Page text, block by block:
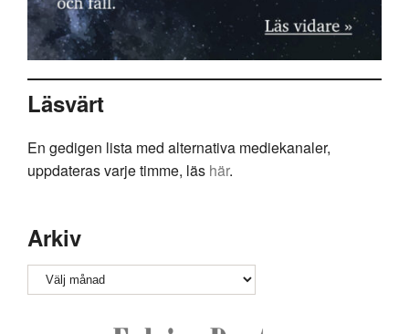
Läsvärt
En gedigen lista med alternativa mediekanaler,
uppdateras varje timme, läs här.
Arkiv
Arkiv